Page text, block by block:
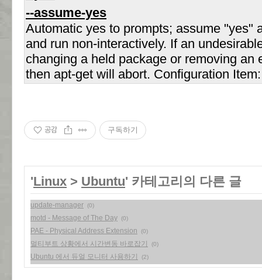
--assume-yes
Automatic yes to prompts; assume "yes"
and run non-interactively. If an
changing a held package or removing an
then apt-get will abort. Configuration
공감 구독하기
'Linux > Ubuntu' 카테고리의 다른 글
update-manager (0)
motd - Message of The Day (0)
PAE - Physical Address Extension (0)
멀티부트 상황에서 시간변동 바로잡기 (0)
Ubuntu 에서 듀얼 모니터 사용하기 (2)